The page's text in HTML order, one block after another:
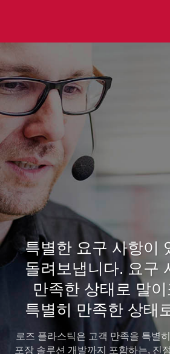
특별한 요구 사항이
돌려보냅니다. 요구
만족한 상태로 말
특별히 만족한 상태
로즈 플라스틱은 고객 만족을 특별
포장 솔루션 개발까지 포함하는, 진